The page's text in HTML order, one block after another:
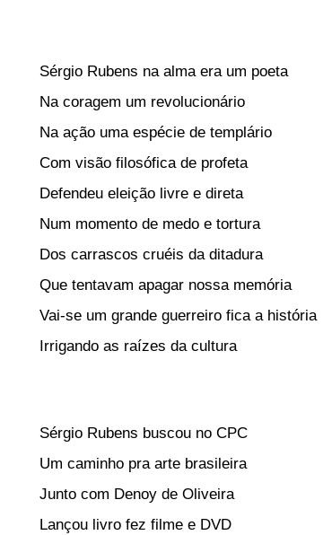
Sérgio Rubens na alma era um poeta
Na coragem um revolucionário
Na ação uma espécie de templário
Com visão filosófica de profeta
Defendeu eleição livre e direta
Num momento de medo e tortura
Dos carrascos cruéis da ditadura
Que tentavam apagar nossa memória
Vai-se um grande guerreiro fica a história
Irrigando as raízes da cultura
Sérgio Rubens buscou no CPC
Um caminho pra arte brasileira
Junto com Denoy de Oliveira
Lançou livro fez filme e DVD